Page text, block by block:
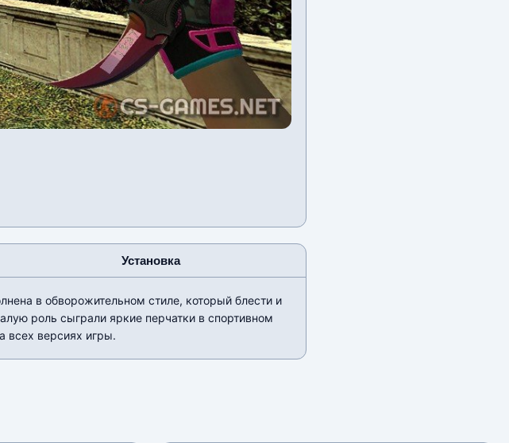
Установка
в обворожительном стиле, который блести и
роль сыграли яркие перчатки в спортивном
всех версиях игры.